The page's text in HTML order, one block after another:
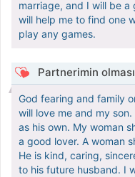
marriage, and I will be
will help me to find one
play any games.
Partnerimin
God fearing and family
will love me and my
as his own. My woman
a good lover. A woman
He is kind, caring,
to his future husband. I